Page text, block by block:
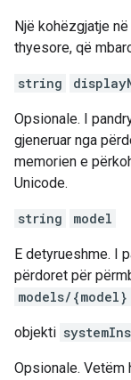
Një kohëzgjatje
thyesore, që
string
Opsionale. I
gjeneruar nga
memorien e
Unicode.
string model
E detyrueshme. I
përdoret për
models/{model}
objekti
Opsionale. Vetëm